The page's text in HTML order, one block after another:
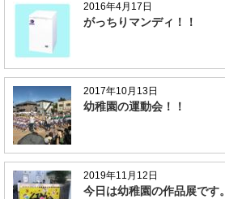
2016年4月17日
がっちりマンディ！！
2017年10月13日
幼稚園の運動会！！
2019年11月12日
今日は幼稚園の作品展です。